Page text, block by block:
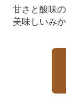
甘さと酸味
美味しいみ